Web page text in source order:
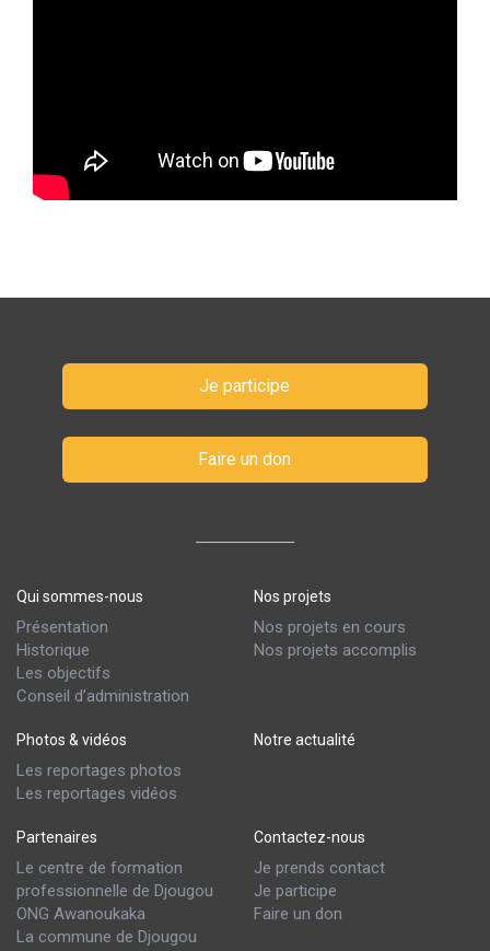
Je participe
Faire un don
Qui sommes-nous
Présentation
Historique
Les objectifs
Conseil d’administration
Nos projets
Nos projets en cours
Nos projets accomplis
Photos & vidéos
Les reportages photos
Les reportages vidéos
Notre actualité
Partenaires
Le centre de formation
professionnelle de Djougou
ONG Awanoukaka
La commune de Djougou
Contactez-nous
Je prends contact
Je participe
Faire un don